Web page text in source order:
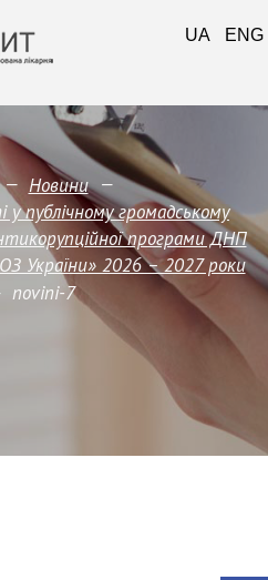
Новини —
публічному громадському
програми ДНП
України» 2026 – 2027 роки
novini-7
UA ENG